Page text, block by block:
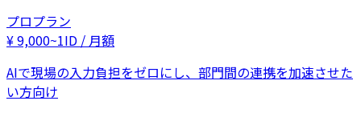
プロプラン
¥9,000~1ID / 月額
AIで現場の入力負担をゼロにし、部門間の連携を加速させた
い方向け